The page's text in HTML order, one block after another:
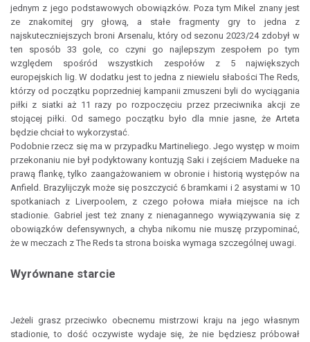
jednym z jego podstawowych obowiązków. Poza tym Mikel znany jest
ze znakomitej gry głową, a stałe fragmenty gry to jedna z
najskuteczniejszych broni Arsenalu, który od sezonu 2023/24 zdobył w
ten sposób 33 gole, co czyni go najlepszym zespołem po tym
względem spośród wszystkich zespołów z 5 największych
europejskich lig. W dodatku jest to jedna z niewielu słabości The Reds,
którzy od początku poprzedniej kampanii zmuszeni byli do wyciągania
piłki z siatki aż 11 razy po rozpoczęciu przez przeciwnika akcji ze
stojącej piłki. Od samego początku było dla mnie jasne, że Arteta
będzie chciał to wykorzystać.
Podobnie rzecz się ma w przypadku Martineliego. Jego występ w moim
przekonaniu nie był podyktowany kontuzją Saki i zejściem Madueke na
prawą flankę, tylko zaangażowaniem w obronie i historią występów na
Anfield. Brazylijczyk może się poszczycić 6 bramkami i 2 asystami w 10
spotkaniach z Liverpoolem, z czego połowa miała miejsce na ich
stadionie. Gabriel jest też znany z nienagannego wywiązywania się z
obowiązków defensywnych, a chyba nikomu nie muszę przypominać,
że w meczach z The Reds ta strona boiska wymaga szczególnej uwagi.
Wyrównane starcie
Jeżeli grasz przeciwko obecnemu mistrzowi kraju na jego własnym
stadionie, to dość oczywiste wydaje się, że nie będziesz próbował